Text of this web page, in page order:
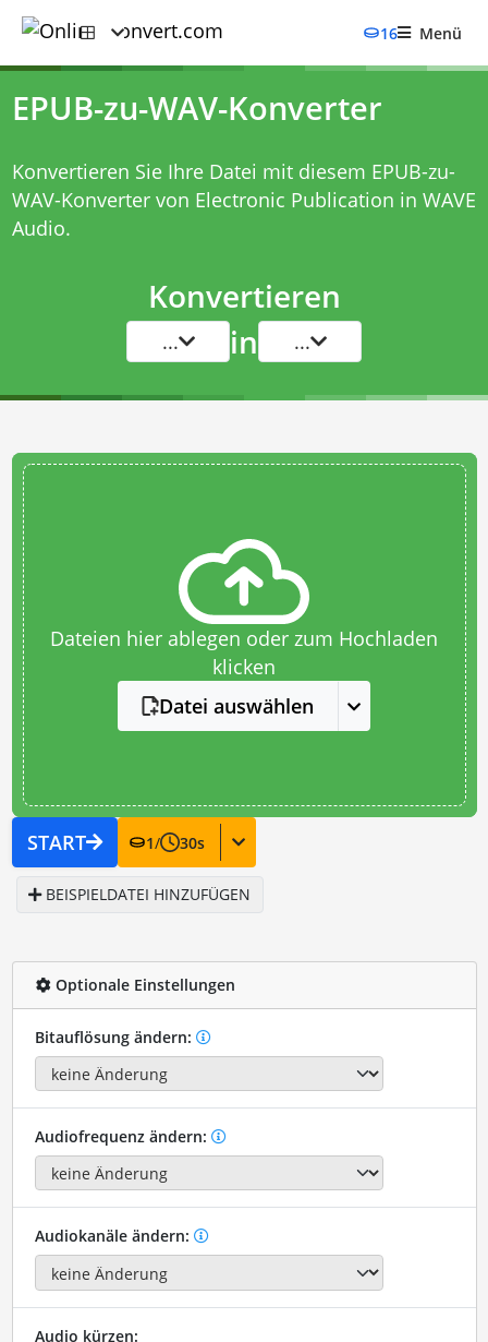
16 Menü
EPUB-zu-WAV-Konverter
Konvertieren Sie Ihre Datei mit diesem EPUB-zu-
WAV-Konvertervon Electronic Publication in WAVE
Audio.
Konvertieren
... in ...
Dateien hier ablegen oder zum Hochladen
klicken
Datei auswählen
START 1/ 30s
BEISPIELDATEI HINZUFÜGEN
Optionale Einstellungen
Bitauflösung ändern:
Audiofrequenz ändern:
Audiokanäle ändern:
Audio kürzen: